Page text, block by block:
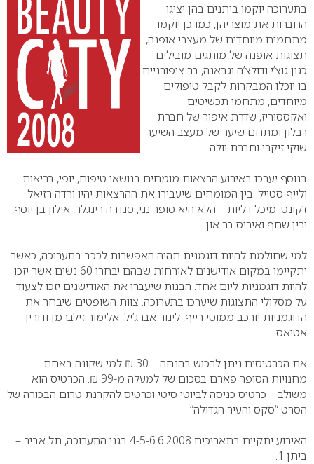
בתערוכה יוקמו ביתנים בהן יציגו
החברות את מוצריהן, כמו כן יוקמו
מתחמים מיוחדים של מעצבי אופנה,
תצוגות אופנה של מותגים מובילים
כגון גוצ’י ודולצ’ה וגבאנה, בר ציפורניים
בו יוכלו המבקרות לקבל טיפולים
מיוחדים, מתחמי תכשיטים
ואקססוריז, שדרת איפור של חברת
רבלון ומתחם שיער של מעצב השיער
שוקי זיקרי וחברת וולה.
בנוסף יערכו באירוע הרצאות מומחים בנושאי טיפוח, יופי, בריאות
ולייף סטייל. בין המומחים שיעבירו את ההרצאות יהיו ורדה רזיאל
ז’קונט, מיכל דליות – הלא היא סופר נני, סנדרה רינגלר, אילון בן יוסף,
ירין שחף ואיריס בר און.
למי שחולמת להיות דוגמנית תהיה האפשרות לככב בתערוכה, כאשר
יתקיימו במקום אודישנים לאורחות שבהם יבחרו 60 נשים אשר יזכו
להיות דוגמניות ליום אחד. הבנות שיעברו את האודישנים יזכו לצעוד
על מסלולי התצוגות שיערכו בתערוכה. צוות השופטים שיבחר את
הדוגמניות יורכב ממוטי רייף, לינור אברג’יל, אלימור זילברמן ודורין
אטיאס.
את הכרטיסים ניתן לרכוש בהנחה – 30 ₪ למי שקונה באחת
מחנויות הסופר פארם בסכום של למעלה מ-99 ₪. הכרטיס הוא
משולב – כרטיס כניסה לביוטי סיטי וכרטיס להקרנת טרום הבכורה של
הסרט “סקס והעיר הגדולה”.
האירוע יתקיים בתאריכים 4-5-6.6.2008 בגני התערוכה, תל אביב –
ביתן 1.